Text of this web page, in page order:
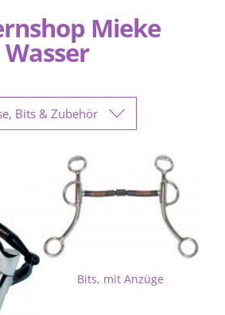
Mieke
Wasser
Bits & Zubehör
Bits, mit Anzüge